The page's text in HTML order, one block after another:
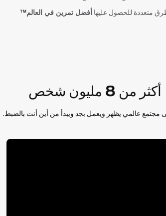
متعددة للحصول عليها أفضل تمرين في العالم™
أكثر من 8 مليون شخص
مجتمع عالمي يظهر ويعمل بجد ويبدأ من أين أنت بالضبط.